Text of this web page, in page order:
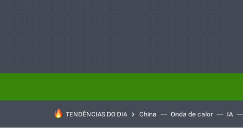
TENDÊNCIAS DO DIA China Onda de calor IA